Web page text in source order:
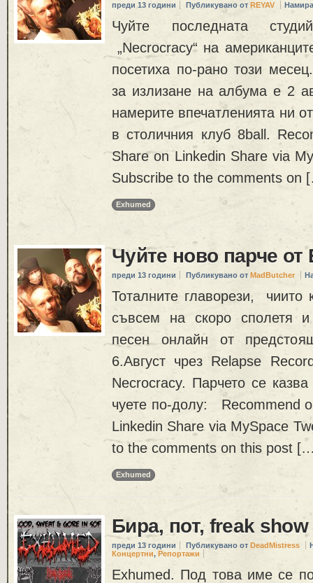
преди 13 години Публикувано от REYAV
Чуйте последната
„Necrocracy“ на
посетиха по-рано този
за излизане на албума е 2
намерите впечатленията ни
в столичния клуб 8ball.
Share on Linkedin Share via
Subscribe to the comments on
Exhumed
Чуйте ново парче от
преди 13 години Публикувано от MadButcher
Тоталните главорези, чиито
съвсем на скоро сполетя и
песен онлайн от
6.Август чрез Relapse
Necrocracy. Парчето се
чуете по-долу: Recommend
Linkedin Share via MySpace
to the comments on this post
Exhumed
Бира, пот, freak
преди 13 години Публикувано от DeadMistress
Концертни, Репортажи
Exhumed. Под това име се